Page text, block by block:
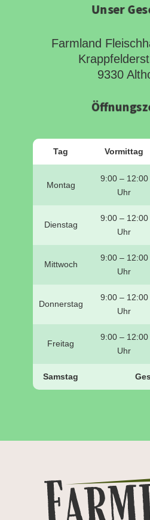
Unser
Farmland
9330
Tag Vormittag
Montag
9:00 – 12:00
Uhr
Dienstag
9:00 – 12:00
Uhr
Mittwoch
9:00 – 12:00
Uhr
Donnerstag
9:00 – 12:00
Uhr
Freitag
9:00 – 12:00
Uhr
Samstag